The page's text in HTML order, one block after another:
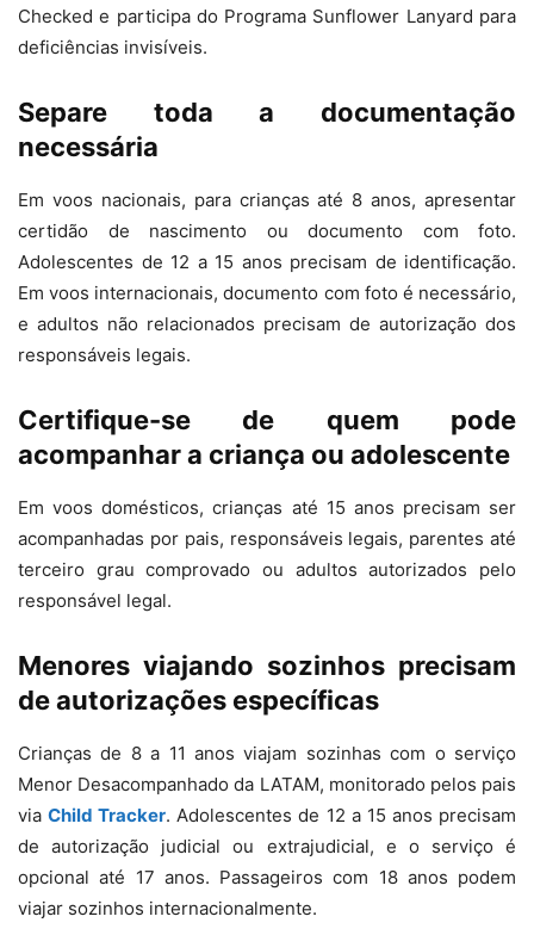
Checked e participa do Programa Sunflower Lanyard para
deficiências invisíveis.
Separe toda a documentação
necessária
Em voos nacionais, para crianças até 8 anos, apresentar
certidão de nascimento ou documento com foto.
Adolescentes de 12 a 15 anos precisam de identificação.
Em voos internacionais, documento com foto é necessário,
e adultos não relacionados precisam de autorização dos
responsáveis legais.
Certifique-se de quem pode
acompanhar a criança ou adolescente
Em voos domésticos, crianças até 15 anos precisam ser
acompanhadas por pais, responsáveis legais, parentes até
terceiro grau comprovado ou adultos autorizados pelo
responsável legal.
Menores viajando sozinhos precisam
de autorizações específicas
Crianças de 8 a 11 anos viajam sozinhas com o serviço
Menor Desacompanhado da LATAM, monitorado pelos pais
viaChild Tracker. Adolescentes de 12 a 15 anos precisam
de autorização judicial ou extrajudicial, e o serviço é
opcional até 17 anos. Passageiros com 18 anos podem
viajar sozinhos internacionalmente.